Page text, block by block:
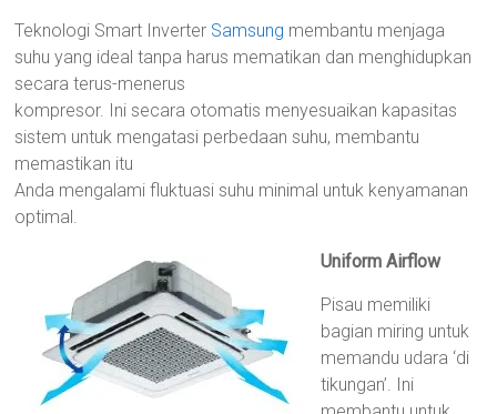
Teknologi Smart Inverter Samsung membantu menjaga
suhu yang ideal tanpa harus mematikan dan menghidupkan
secara terus-menerus
kompresor. Ini secara otomatis menyesuaikan kapasitas
sistem untuk mengatasi perbedaan suhu, membantu
memastikan itu
Anda mengalami fluktuasi suhu minimal untuk kenyamanan
optimal.
Uniform Airflow
Pisau memiliki
bagian miring untuk
memandu udara ‘di
tikungan’. Ini